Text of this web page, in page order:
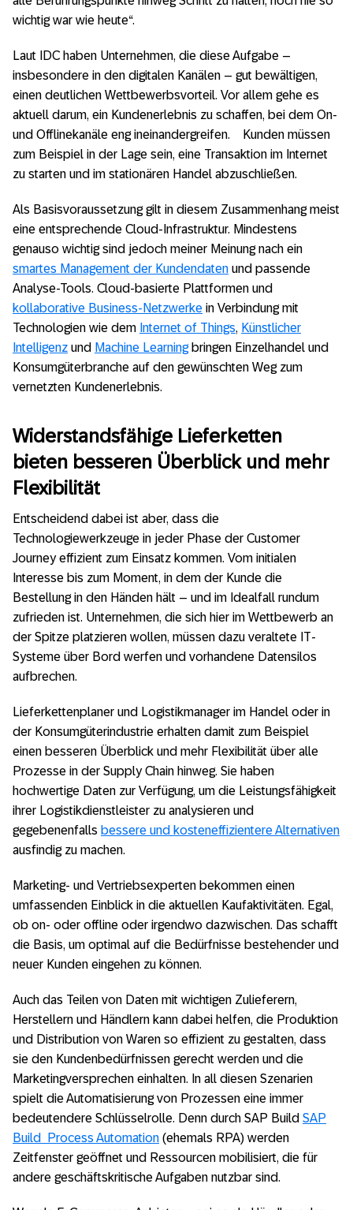
wichtig war wie heute“.
Laut IDC haben Unternehmen, die diese Aufgabe –
insbesondere in den digitalen Kanälen – gut bewältigen,
einen deutlichen Wettbewerbsvorteil. Vor allem gehe es
aktuell darum, ein Kundenerlebnis zu schaffen, bei dem On-
und Offlinekanäle eng ineinandergreifen. Kunden müssen
zum Beispiel in der Lage sein, eine Transaktion im Internet
zu starten und im stationären Handel abzuschließen.
Als Basisvoraussetzung gilt in diesem Zusammenhang meist
eine entsprechende Cloud-Infrastruktur. Mindestens
genauso wichtig sind jedoch meiner Meinung nach ein
smartes Management der Kundendaten und passende
Analyse-Tools. Cloud-basierte Plattformen und
kollaborative Business-Netzwerke in Verbindung mit
Technologien wie dem Internet of Things, Künstlicher
Intelligenz und Machine Learningbringen Einzelhandel und
Konsumgüterbranche auf den gewünschten Weg zum
vernetzten Kundenerlebnis.
Widerstandsfähige Lieferketten
bieten besseren Überblick und mehr
Flexibilität
Entscheidend dabei ist aber, dass die
Technologiewerkzeuge in jeder Phase der Customer
Journey effizient zum Einsatz kommen. Vom initialen
Interesse bis zum Moment, in dem der Kunde die
Bestellung in den Händen hält – und im Idealfall rundum
zufrieden ist. Unternehmen, die sich hier im Wettbewerb an
der Spitze platzieren wollen, müssen dazu veraltete IT-
Systeme über Bord werfen und vorhandene Datensilos
aufbrechen.
Lieferkettenplaner und Logistikmanager im Handel oder in
der Konsumgüterindustrie erhalten damit zum Beispiel
einen besseren Überblick und mehr Flexibilität über alle
Prozesse in der Supply Chain hinweg. Sie haben
hochwertige Daten zur Verfügung, um die Leistungsfähigkeit
ihrer Logistikdienstleister zu analysieren und
gegebenenfalls bessere und kosteneffizientere Alternativen
ausfindig zu machen.
Marketing- und Vertriebsexperten bekommen einen
umfassenden Einblick in die aktuellen Kaufaktivitäten. Egal,
ob on- oder offline oder irgendwo dazwischen. Das schafft
die Basis, um optimal auf die Bedürfnisse bestehender und
neuer Kunden eingehen zu können.
Auch das Teilen von Daten mit wichtigen Zulieferern,
Herstellern und Händlern kann dabei helfen, die Produktion
und Distribution von Waren so effizient zu gestalten, dass
sie den Kundenbedürfnissen gerecht werden und die
Marketingversprechen einhalten. In all diesen Szenarien
spielt die Automatisierung von Prozessen eine immer
bedeutendere Schlüsselrolle. Denn durch SAP Build SAP
Build Process Automation (ehemals RPA) werden
Zeitfenster geöffnet und Ressourcen mobilisiert, die für
andere geschäftskritische Aufgaben nutzbar sind.